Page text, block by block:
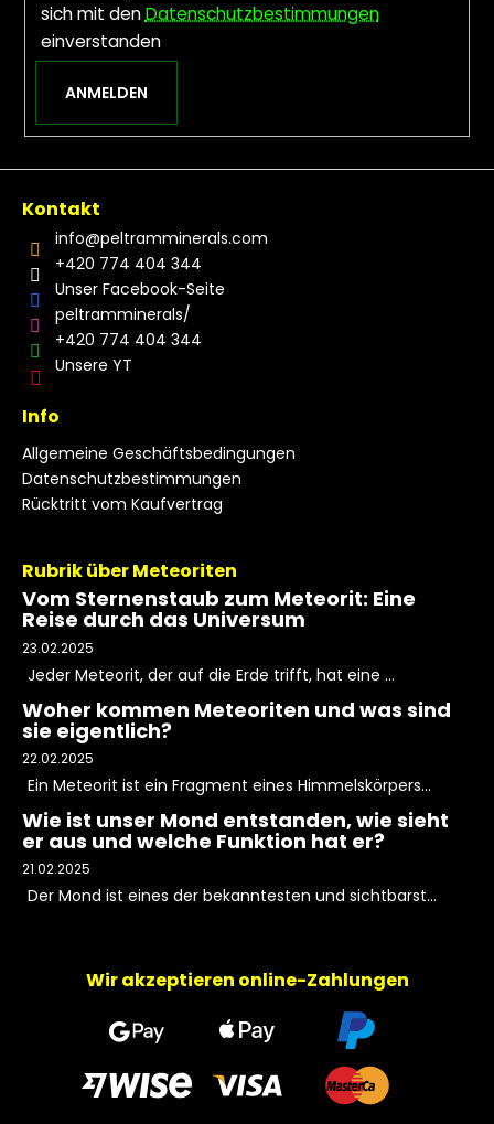
sich mit denDatenschutzbestimmungen
einverstanden
ANMELDEN
Kontakt
info@peltramminerals.com
+420 774 404 344
Unser Facebook-Seite
peltramminerals/
+420 774 404 344
Unsere YT
Info
Allgemeine Geschäftsbedingungen
Datenschutzbestimmungen
Rücktritt vom Kaufvertrag
Rubrik über Meteoriten
Vom Sternenstaub zum Meteorit: Eine
Reise durch das Universum
23.02.2025
Jeder Meteorit, der auf die Erde trifft, hat eine ...
Woher kommen Meteoriten und was sind
sie eigentlich?
22.02.2025
Ein Meteorit ist ein Fragment eines Himmelskörpers...
Wie ist unser Mond entstanden, wie sieht
er aus und welche Funktion hat er?
21.02.2025
Der Mond ist eines der bekanntesten und sichtbarst...
Wir akzeptieren online-Zahlungen